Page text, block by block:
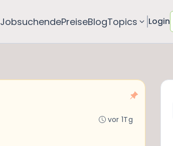
JobsuchendePreiseBlogTopics Login
vor 1Tg